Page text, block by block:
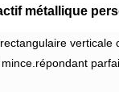
métallique